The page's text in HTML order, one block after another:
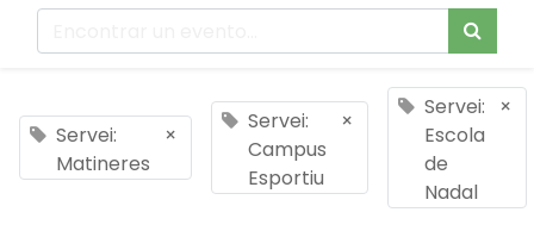
Servei:
Matineres
×
Servei:
Campus
Esportiu
×
Servei:
Escola
de
Nadal
×